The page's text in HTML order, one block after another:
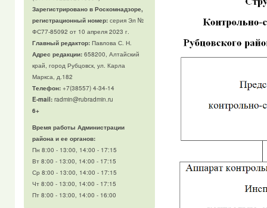
Зарегистрировано в Роскомнадзоре,
регистрационный номер:серия Эл №
ФС77-85092 от 10 апреля 2023 г.
Главный редактор:Павлова С. Н.
Адрес редакции:658200, Алтайский
край, город Рубцовск, ул. Карла
Маркса, д.182
Телефон:+7(38557) 4-34-14
E-mail:radmin@rubradmin.ru
6+
Время работы Администрации
района и ее органов:
Пн 8:00 - 13:00, 14:00 - 17:15
Вт 8:00 - 13:00, 14:00 - 17:15
Ср 8:00 - 13:00, 14:00 - 17:15
Чт 8:00 - 13:00, 14:00 - 17:15
Пт 8:00 - 13:00, 14:00 - 16:00